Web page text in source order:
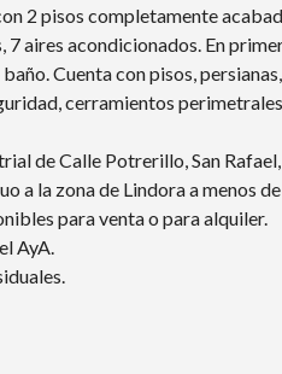
2 pisos completamente
7 aires acondicionados. En
Cuenta con pisos,
cerramientos
de Calle Potrerillo, San
a la zona de Lindora a menos
para venta o para alquiler.
AyA.